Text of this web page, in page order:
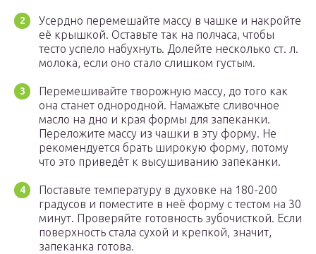
Усердно перемешайте массу в чашке и накройте
её крышкой. Оставьте так на полчаса, чтобы
тесто успело набухнуть. Долейте несколько ст. л.
молока, если оно стало слишком густым.
Перемешивайте творожную массу, до того как
она станет однородной. Намажьте сливочное
масло на дно и края формы для запеканки.
Переложите массу из чашки в эту форму. Не
рекомендуется брать широкую форму, потому
что это приведёт к высушиванию запеканки.
Поставьте температуру в духовке на 180-200
градусов и поместите в неё форму с тестом на 30
минут. Проверяйте готовность зубочисткой. Если
поверхность стала сухой и крепкой, значит,
запеканка готова.